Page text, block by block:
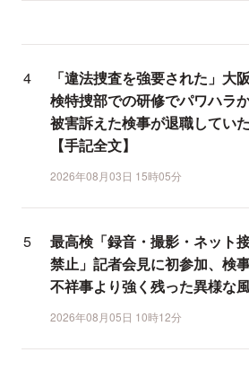
「違法捜査を強要された」大
検特捜部での研修でパワハラか
被害訴えた検事が退職していた
【手記全文】
2026年08月03日 15時05分
最高検「録音・撮影・ネット
禁止」記者会見に初参加、検
不祥事より強く残った異様な
2026年08月05日 10時12分